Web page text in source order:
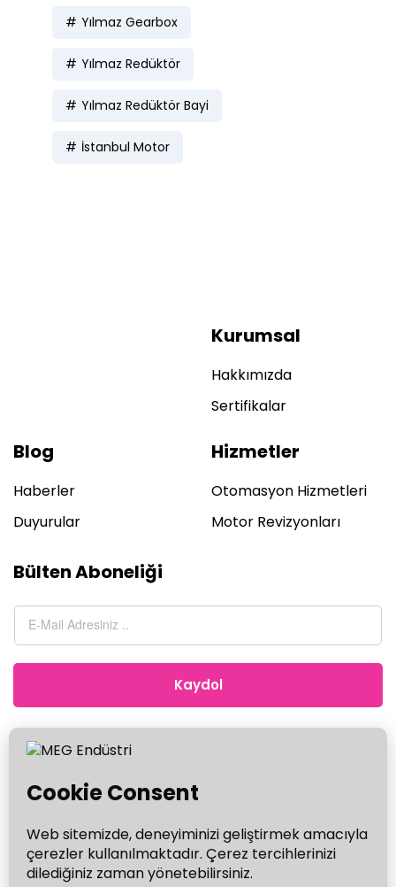
Yılmaz Gearbox
Yılmaz Redüktör
Yılmaz Redüktör Bayi
İstanbul Motor
Kurumsal
Hakkımızda
Sertifikalar
Blog
Haberler
Duyurular
Hizmetler
Otomasyon Hizmetleri
Motor Revizyonları
Bülten Aboneliği
Kaydol
© 2020 MEG Endüstri. Tüm hakları saklıdır. Tasarım: